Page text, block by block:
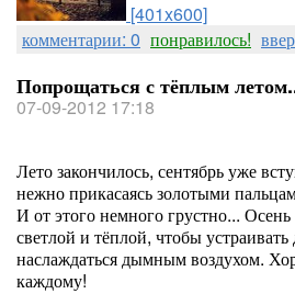
[401x600]
комментарии: 0 понравилось!
Попрощаться с тёплым
07-09-2012 17:18
Лето закончилось, сентябрь уже
нежно прикасаясь золотыми
И от этого немного грустно... Осень
светлой и тёплой, чтобы
наслаждаться дымным воздухом.
каждому!